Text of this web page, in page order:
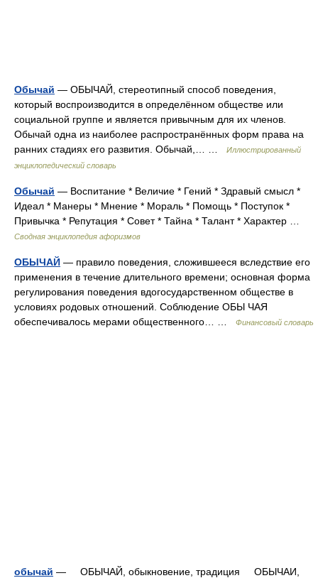
Обычай — ОБЫЧАЙ, стереотипный способ поведения,
который воспроизводится в определённом обществе или
социальной группе и является привычным для их членов.
Обычай одна из наиболее распространённых форм права на
ранних стадиях его развития. Обычай,… …
Иллюстрированный
энциклопедический словарь
Обычай — Воспитание * Величие * Гений * Здравый смысл *
Идеал * Манеры * Мнение * Мораль * Помощь * Поступок *
Привычка * Репутация * Совет * Тайна * Талант * Характер …
Сводная энциклопедия афоризмов
ОБЫЧАЙ — правило поведения, сложившееся вследствие его
применения в течение длительного времени; основная форма
регулирования поведения вдогосударственном обществе в
условиях родовых отношений. Соблюдение ОБЫ ЧАЯ
обеспечивалось мерами общественного… …
Финансовый словарь
обычай — ОБЫЧАЙ, обыкновение, традиция ОБЫЧАИ,